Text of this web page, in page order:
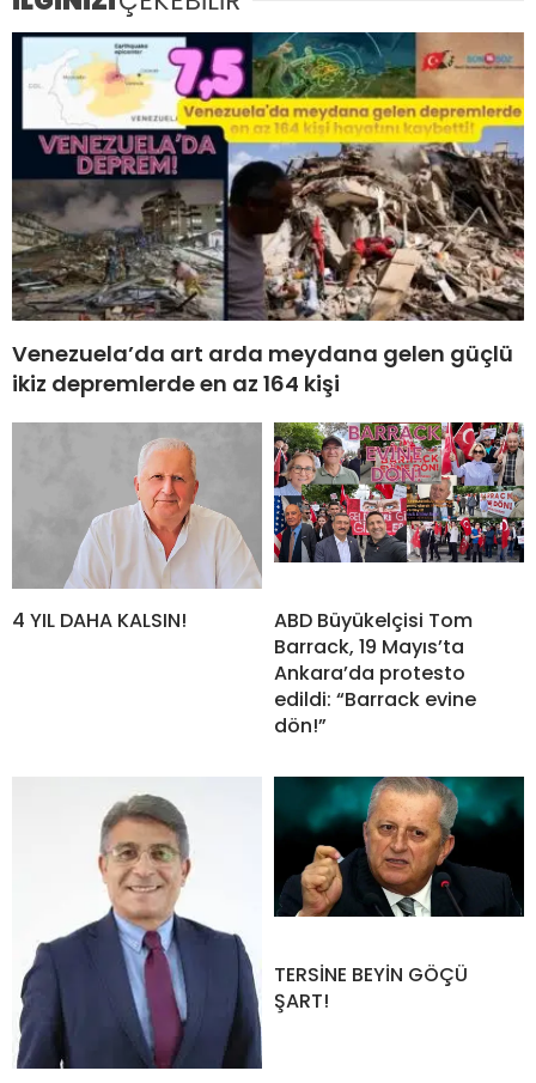
Venezuela’da art arda meydana gelen güçlü
ikiz depremlerde en az 164 kişi
4 YIL DAHA KALSIN!
ABD Büyükelçisi Tom
Barrack, 19 Mayıs’ta
Ankara’da protesto
edildi: “Barrack evine
dön!”
TERSİNE BEYİN GÖÇÜ
ŞART!